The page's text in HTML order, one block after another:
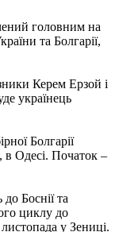
головним на
та Болгарії,
Керем Ерзой і
українець
Болгарії
в Одесі. Початок –
Боснії та
циклу до
у Зениці.